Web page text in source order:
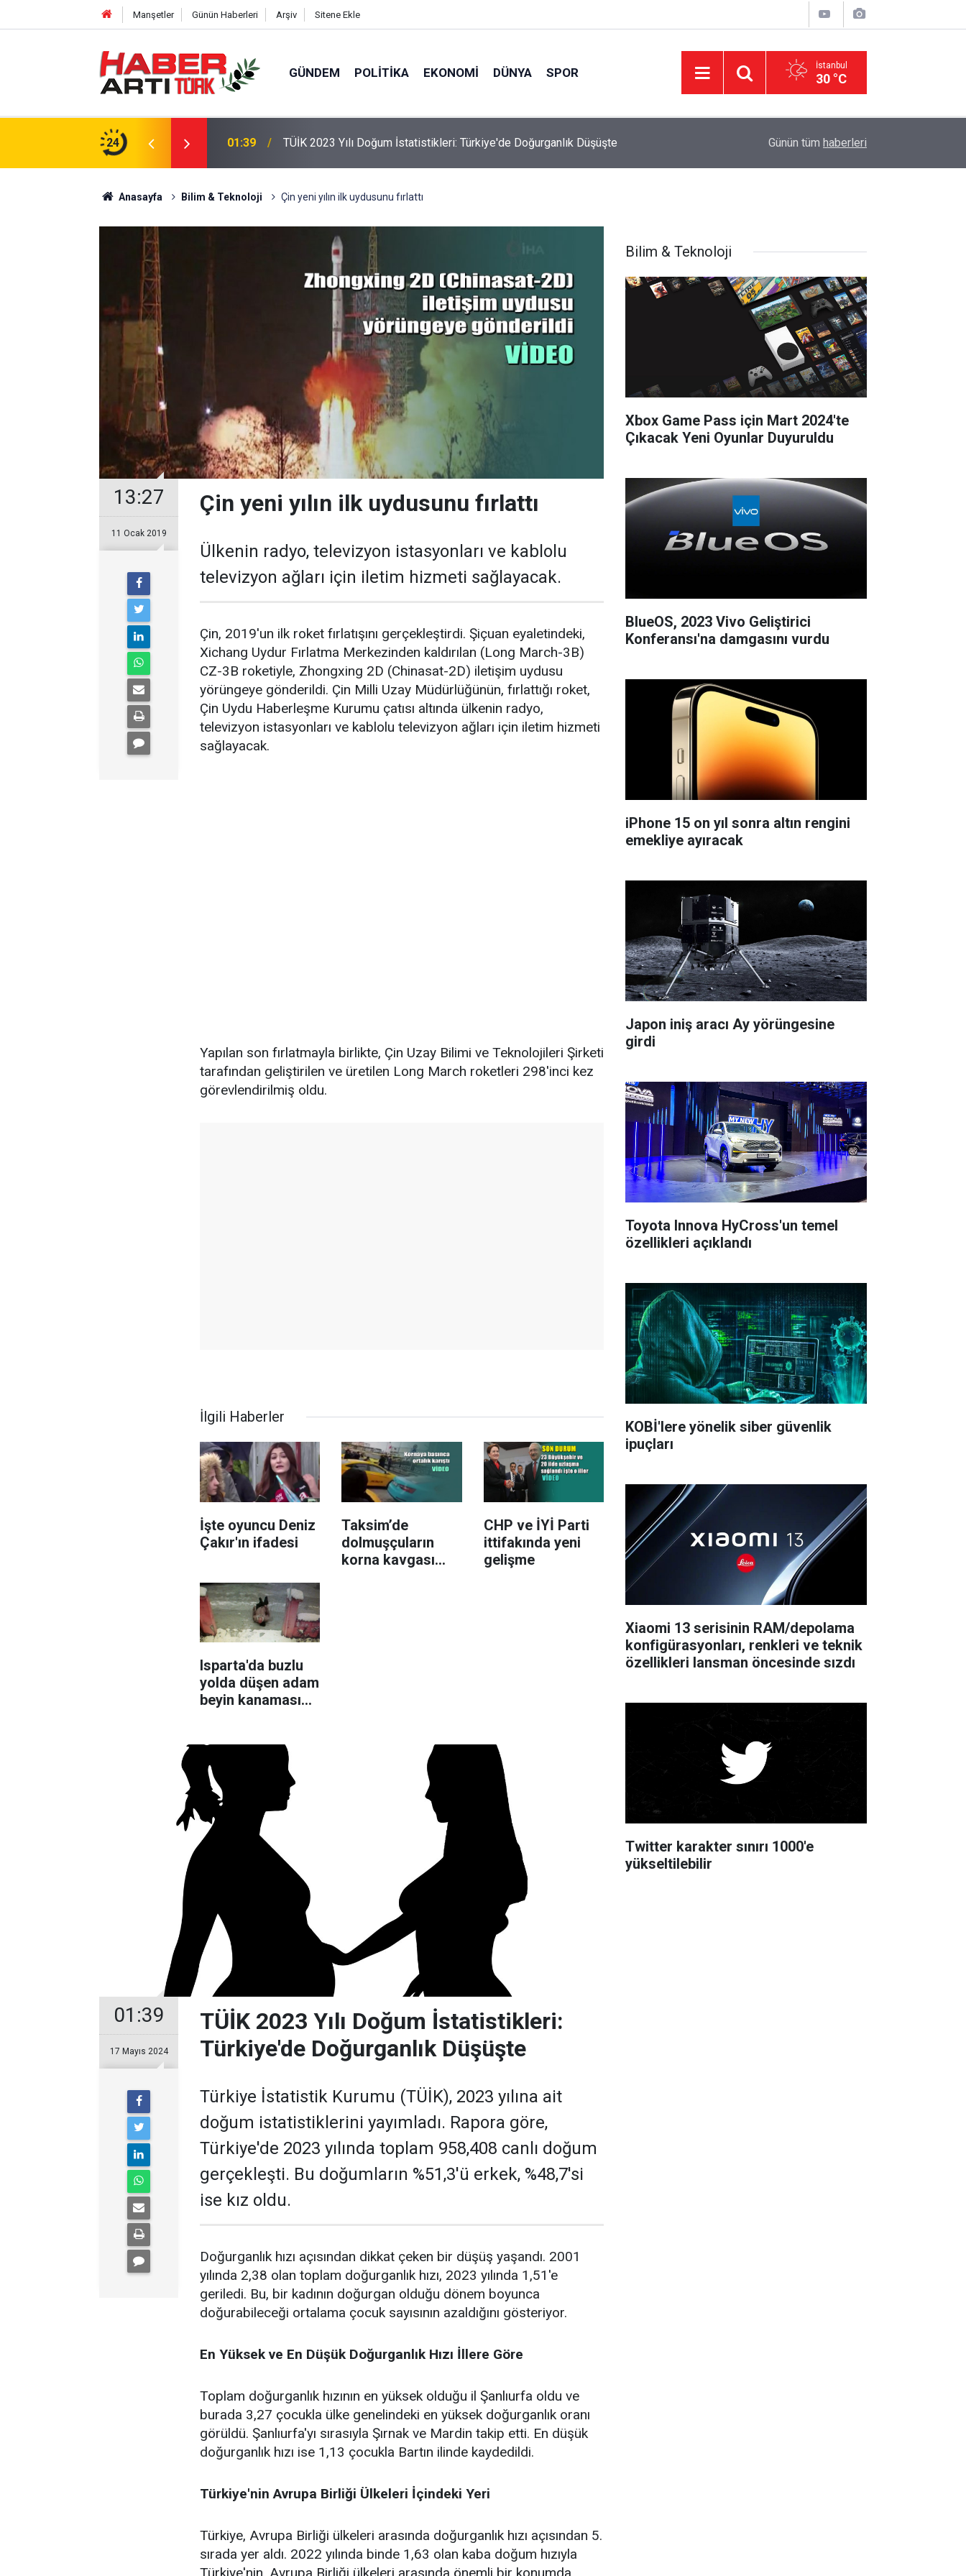
Manşetler Günün Haberleri Arşiv Sitene Ekle
GÜNDEM POLITIKA EKONOMI DÜNYA SPOR İstanbul
30 °C
24 22:47 16 Maddelik Maden Kanunu Teklif Kabul Edildi DEVA Partisi'nde Büyük Kongre Hazırlıkları
Günün tüm haberleri
Anasayfa Bilim & Teknoloji Çin yeni yılın ilk uydusunu fırlattı
13:27
11 Ocak 2019
Çin yeni yılın ilk uydusunu fırlattı
Ülkenin radyo, televizyon istasyonları ve kablolu
televizyon ağları için iletim hizmeti sağlayacak.
Çin, 2019'un ilk roket fırlatışını gerçekleştirdi. Şiçuan eyaletindeki,
Xichang Uydur Fırlatma Merkezinden kaldırılan (Long March-3B)
CZ-3B roketiyle, Zhongxing 2D (Chinasat-2D) iletişim uydusu
yörüngeye gönderildi. Çin Milli Uzay Müdürlüğünün, fırlattığı roket,
Çin Uydu Haberleşme Kurumu çatısı altında ülkenin radyo,
televizyon istasyonları ve kablolu televizyon ağları için iletim hizmeti
sağlayacak.
Yapılan son fırlatmayla birlikte, Çin Uzay Bilimi ve Teknolojileri Şirketi
tarafından geliştirilen ve üretilen Long March roketleri 298'inci kez
görevlendirilmiş oldu.
İlgili Haberler
İşte oyuncu Deniz
Çakır'ın ifadesi
Taksim’de
dolmuşçuların
korna kavgası
CHP ve İYİ Parti
ittifakında yeni
gelişme
Isparta'da buzlu
yolda düşen adam
beyin kanaması
01:39
17 Mayıs 2024
TÜİK 2023 Yılı Doğum İstatistikleri:
Türkiye'de Doğurganlık Düşüşte
Türkiye İstatistik Kurumu (TÜİK), 2023 yılına ait
doğum istatistiklerini yayımladı. Rapora göre,
Türkiye'de 2023 yılında toplam 958,408 canlı doğum
gerçekleşti. Bu doğumların %51,3'ü erkek, %48,7'si
ise kız oldu.
Doğurganlık hızı açısından dikkat çeken bir düşüş yaşandı. 2001
yılında 2,38 olan toplam doğurganlık hızı, 2023 yılında 1,51'e
geriledi. Bu, bir kadının doğurgan olduğu dönem boyunca
doğurabileceği ortalama çocuk sayısının azaldığını gösteriyor.
En Yüksek ve En Düşük Doğurganlık Hızı İllere Göre
Toplam doğurganlık hızının en yüksek olduğu il Şanlıurfa oldu ve
burada 3,27 çocukla ülke genelindeki en yüksek doğurganlık oranı
görüldü. Şanlıurfa'yı sırasıyla Şırnak ve Mardin takip etti. En düşük
doğurganlık hızı ise 1,13 çocukla Bartın ilinde kaydedildi.
Türkiye'nin Avrupa Birliği Ülkeleri İçindeki Yeri
Türkiye, Avrupa Birliği ülkeleri arasında doğurganlık hızı açısından 5.
sırada yer aldı. 2022 yılında binde 1,63 olan kaba doğum hızıyla
Bilim & Teknoloji
Xbox Game Pass için Mart 2024'te
Çıkacak Yeni Oyunlar Duyuruldu
BlueOS, 2023 Vivo Geliştirici
Konferansı'na damgasını vurdu
iPhone 15 on yıl sonra altın rengini
emekliye ayıracak
Japon iniş aracı Ay yörüngesine
girdi
Toyota Innova HyCross'un temel
özellikleri açıklandı
KOBİ'lere yönelik siber güvenlik
ipuçları
Xiaomi 13 serisinin RAM/depolama
konfigürasyonları, renkleri ve teknik
özellikleri lansman öncesinde sızdı
Twitter karakter sınırı 1000'e
yükseltilebilir